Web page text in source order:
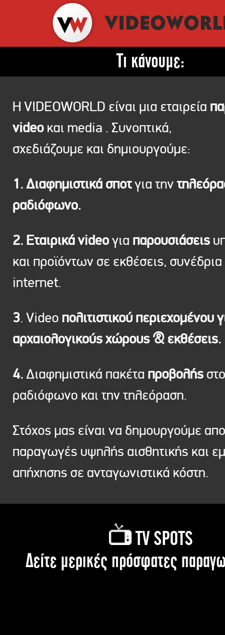
Τι κάνουμε:
Η VIDEOWORLD είναι μια εταιρεία
video και media . Συνοπτικά,
σχεδιάζουμε και δημιουργούμε:
1. Διαφημιστικά σποτγια την
ραδιόφωνο.
2. Εταιρικά videoγια παρουσιάσεις
και προϊόντων σε εκθέσεις, συνέδρια
internet.
3. Video πολιτιστικού περιεχομένου
αρχαιολογικούς χώρους & εκθέσεις.
4.Διαφημιστικά πακέτα προβολής στο
ραδιόφωνο και την τηλεόραση.
Στόχος μας είναι να δημουργούμε
παραγωγές υψηλής αισθητικής και
απήχησης σε ανταγωνιστικά κόστη.
TV SPOTS
Δείτε μερικές πρόσφατες